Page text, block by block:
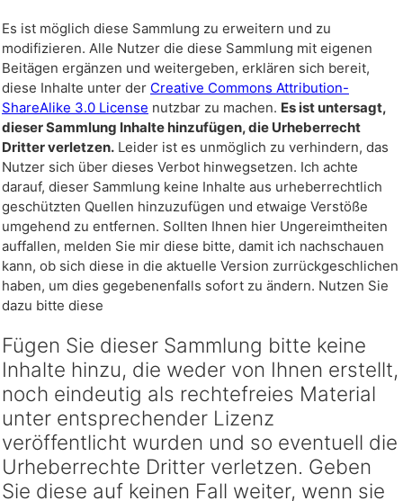
Es ist möglich diese Sammlung zu erweitern und zu
modifizieren. Alle Nutzer die diese Sammlung mit eigenen
Beitägen ergänzen und weitergeben, erklären sich bereit,
diese Inhalte unter der Creative Commons Attribution-
ShareAlike 3.0 License nutzbar zu machen. Es ist untersagt,
dieser Sammlung Inhalte hinzufügen, die Urheberrecht
Dritter verletzen. Leider ist es unmöglich zu verhindern, das
Nutzer sich über dieses Verbot hinwegsetzen. Ich achte
darauf, dieser Sammlung keine Inhalte aus urheberrechtlich
geschützten Quellen hinzuzufügen und etwaige Verstöße
umgehend zu entfernen. Sollten Ihnen hier Ungereimtheiten
auffallen, melden Sie mir diese bitte, damit ich nachschauen
kann, ob sich diese in die aktuelle Version zurrückgeschlichen
haben, um dies gegebenenfalls sofort zu ändern. Nutzen Sie
dazu bitte diese
Fügen Sie dieser Sammlung bitte keine
Inhalte hinzu, die weder von Ihnen erstellt,
noch eindeutig als rechtefreies Material
unter entsprechender Lizenz
veröffentlicht wurden und so eventuell die
Urheberrechte Dritter verletzen. Geben
Sie diese auf keinen Fall weiter, wenn sie